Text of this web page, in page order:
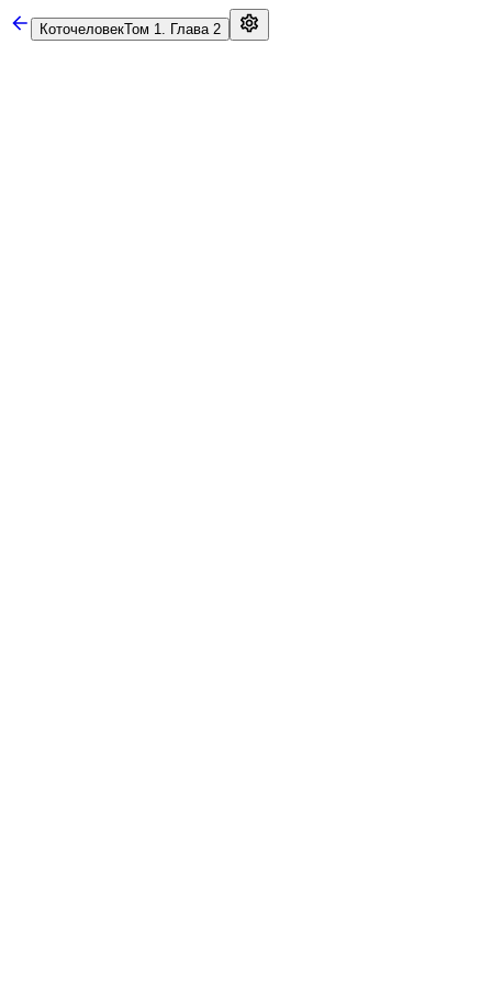
КоточеловекТом 1. Глава 2